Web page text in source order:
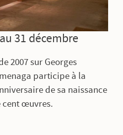
31 décembre
2007 sur Georges
participe à la
de sa naissance
cent œuvres.